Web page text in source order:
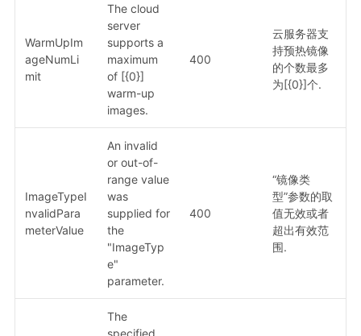
WarmUpIm
ageNumLi
mit
The cloud
server
supports a
maximum
of [{0}]
warm-up
images.
400
云服务器支
持预热镜像
的个数最多
为[{0}]个.
ImageTypeI
nvalidPara
meterValue
An invalid
or out-of-
range value
was
supplied for
the
"ImageTyp
e"
parameter.
400
“镜像类
型”参数的取
值无效或者
超出有效范
围.
The
specified